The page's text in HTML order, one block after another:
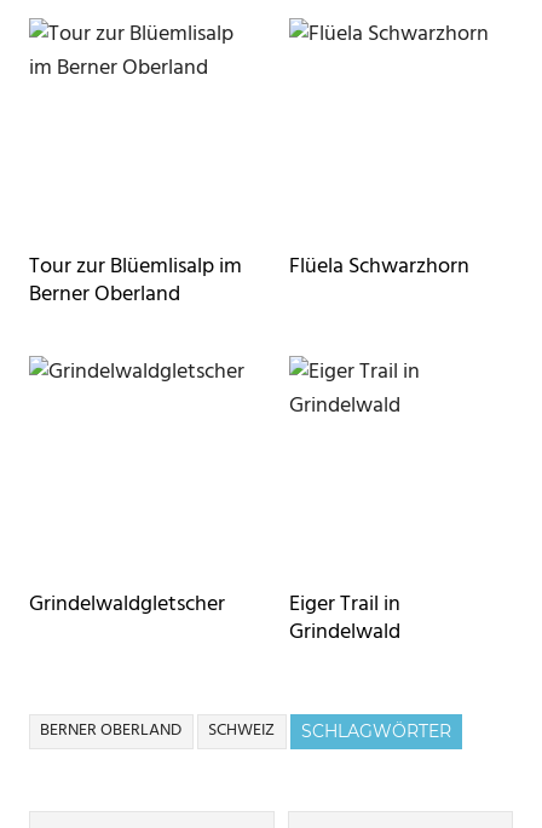
Tour zur Blüemlisalp im
Berner Oberland
Flüela Schwarzhorn
Grindelwaldgletscher Eiger Trail in
Grindelwald
SCHLAGWÖRTER
BERNER OBERLAND SCHWEIZ